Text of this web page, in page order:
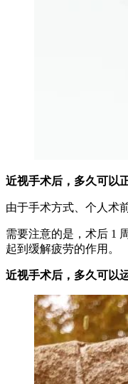
近视手术后，多久可以
由于手术方式、个人术
需要注意的是，术后 1
起到缓解疲劳的作用。
近视手术后，多久可以